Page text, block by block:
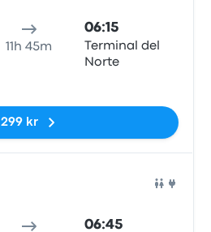
11h 45m
06:15
Terminal del
Norte
299 kr
06:45